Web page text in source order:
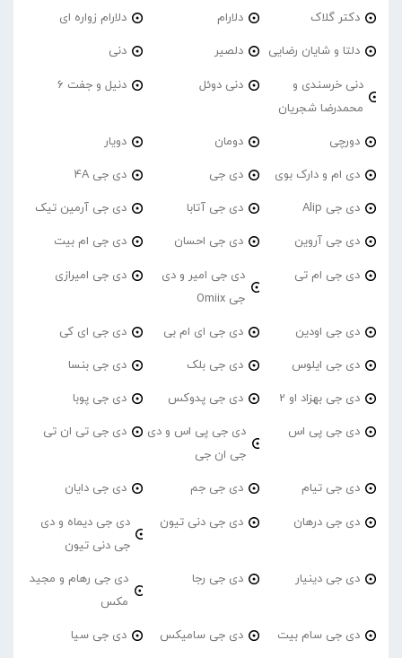
دکتر گلاک دلارام دلارام زواره ای
دلتا و شایان رضایی دلصیر دنی
دنی خرسندی و
محمدرضا شجریان
دنی دوئل دنیل و جفت 6
دورچی دومان دویار
دی ام و دارک بوی دی جی دی جی 4A
دی جی Alip دی جی آتابا دی جی آرمین تیک
دی جی آروین دی جی احسان دی جی ام بیت
دی جی ام تی
دی جی امیر و دی
جی Omiix
دی جی امیرازی
دی جی اودین دی جی ای ام بی دی جی ای کی
دی جی ایلوس دی جی بلک دی جی بنسا
دی جی بهزاد او 2 دی جی پدوکس دی جی پوبا
دی جی پی اس
دی جی پی اس و دی
جی ان جی
دی جی تی ان تی
دی جی تیام دی جی جم دی جی دایان
دی جی درهان دی جی دنی تیون
دی جی دیماه و دی
جی دنی تیون
دی جی دینیار دی جی رجا
دی جی رهام و مجید
مکس
دی جی سام بیت دی جی سامیکس دی جی سیا